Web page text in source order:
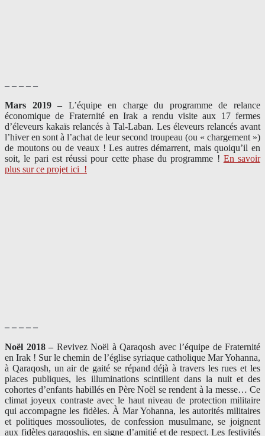
– – – – –
Mars 2019 – L’équipe en charge du programme de relance
économique de Fraternité en Irak a rendu visite aux 17 fermes
d’éleveurs kakaïs relancés à Tal-Laban. Les éleveurs relancés avant
l’hiver en sont à l’achat de leur second troupeau (ou « chargement »)
de moutons ou de veaux ! Les autres démarrent, mais quoiqu’il en
soit, le pari est réussi pour cette phase du programme ! En savoir
plus sur ce projet ici !
– – – – –
Noël 2018 – Revivez Noël à Qaraqosh avec l’équipe de Fraternité
en Irak ! Sur le chemin de l’église syriaque catholique Mar Yohanna,
à Qaraqosh, un air de gaité se répand déjà à travers les rues et les
places publiques, les illuminations scintillent dans la nuit et des
cohortes d’enfants habillés en Père Noël se rendent à la messe… Ce
climat joyeux contraste avec le haut niveau de protection militaire
qui accompagne les fidèles. À Mar Yohanna, les autorités militaires
et politiques mossouliotes, de confession musulmane, se joignent
aux fidèles qaraqoshis, en signe d’amitié et de respect. Les festivités